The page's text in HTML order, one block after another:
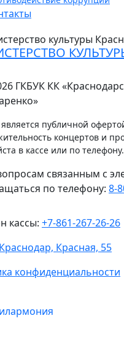
ГКБУК КК
публичной
концертов и
в кассе или по телефону.
связанным с
по телефону: 8-
кассы: +7-861-267-26-26
Краснодар, Красная, 55
конфиденциальности